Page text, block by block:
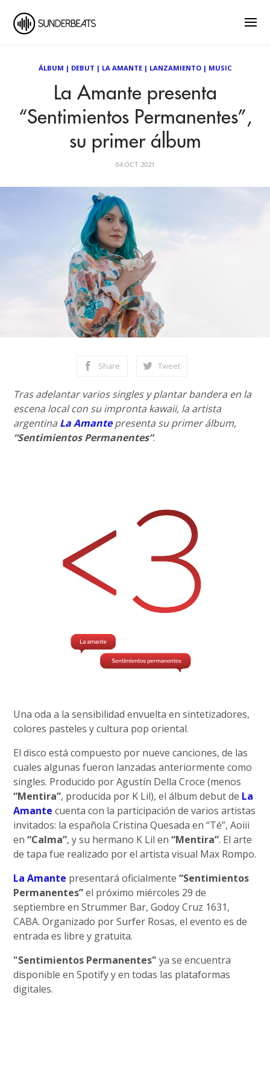
ÁLBUM | DEBUT | LA AMANTE| LANZAMIENTO| MUSIC
La Amante presenta
“Sentimientos Permanentes”,
su primer álbum
04 OCT 2021
Share Tweet
Tras adelantar varios singles y plantar bandera en la
escena local con su impronta kawaii, la artista
argentina La Amantepresenta su primer álbum,
“Sentimientos Permanentes”.
Una oda a la sensibilidad envuelta en sintetizadores,
colores pasteles y cultura pop oriental.
El disco está compuesto por nueve canciones, de las
cuales algunas fueron lanzadas anteriormente como
singles. Producido por Agustín Della Croce (menos
“Mentira”, producida por K Lil), el álbum debut de La
Amante cuenta con la participación de varios artistas
invitados: la española Cristina Quesada en “Té”, Aoiii
en“Calma”, y su hermano K Lil en“Mentira”. El arte
de tapa fue realizado por el artista visual Max Rompo.
La Amante presentará oficialmente“Sentimientos
Permanentes”el próximo miércoles 29 de
septiembre en Strummer Bar, Godoy Cruz 1631,
CABA. Organizado por Surfer Rosas, el evento es de
entrada es libre y gratuita.
"Sentimientos Permanentes" ya se encuentra
disponible en Spotify y en todas las plataformas
digitales.